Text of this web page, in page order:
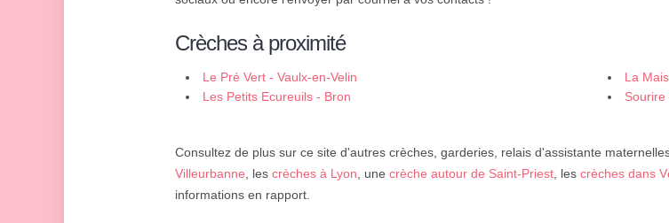
Crèches à proximité
Le Pré Vert - Vaulx-en-Velin
La
Les Petits Ecureuils - Bron
Consultez de plus sur ce site d'autres crèches, garderies, relais d'assistante
Villeurbanne, les crèches à Lyon, une crèche autour de Saint-Priest, les crèches dans
informations en rapport.